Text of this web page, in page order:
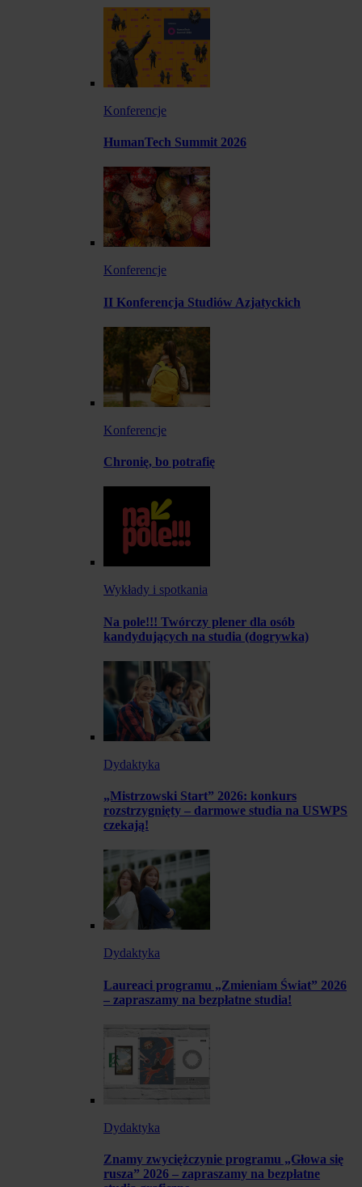
Konferencje
HumanTech Summit 2026
Konferencje
II Konferencja Studiów Azjatyckich
Konferencje
Chronię, bo potrafię
Wykłady i spotkania
Na pole!!! Twórczy plener dla osób
kandydujących na studia (dogrywka)
Dydaktyka
„Mistrzowski Start” 2026: konkurs
rozstrzygnięty – darmowe studia na USWPS
czekają!
Dydaktyka
Laureaci programu „Zmieniam Świat” 2026
– zapraszamy na bezpłatne studia!
Dydaktyka
Znamy zwyciężczynie programu „Głowa się
rusza” 2026 – zapraszamy na bezpłatne